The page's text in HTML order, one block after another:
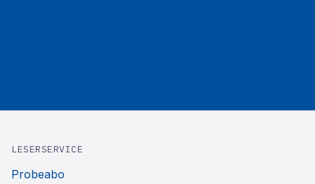
LESERSERVICE
Probeabo